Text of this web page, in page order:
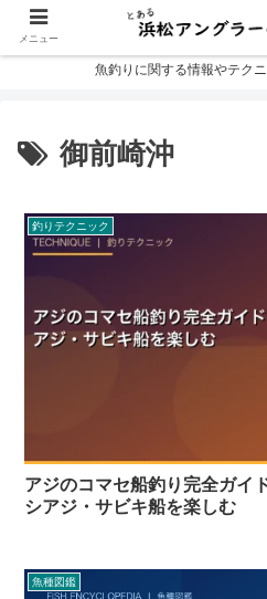
魚釣りに関する情報やテク
御前崎沖
釣りテクニック
アジのコマセ船釣り完全ガイ
シアジ・サビキ船を楽しむ
魚種図鑑
メニュー